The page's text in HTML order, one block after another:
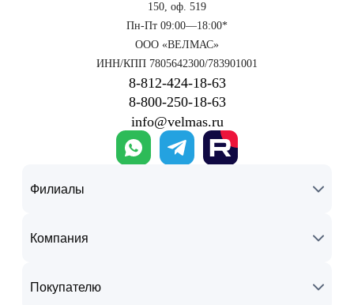
150, оф. 519
Пн-Пт 09:00—18:00*
ООО «ВЕЛМАС»
ИНН/КПП 7805642300/783901001
8‑812‑424‑18‑63
8‑800‑250‑18‑63
info@velmas.ru
Филиалы
Компания
Покупателю